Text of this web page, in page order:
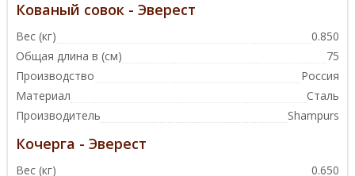
Кованый совок - Эверест
Вес (кг)
0.850
Общая длина в (см)
75
Производство
Россия
Материал
Сталь
Производитель
Shampurs
Кочерга - Эверест
Вес (кг)
0.650